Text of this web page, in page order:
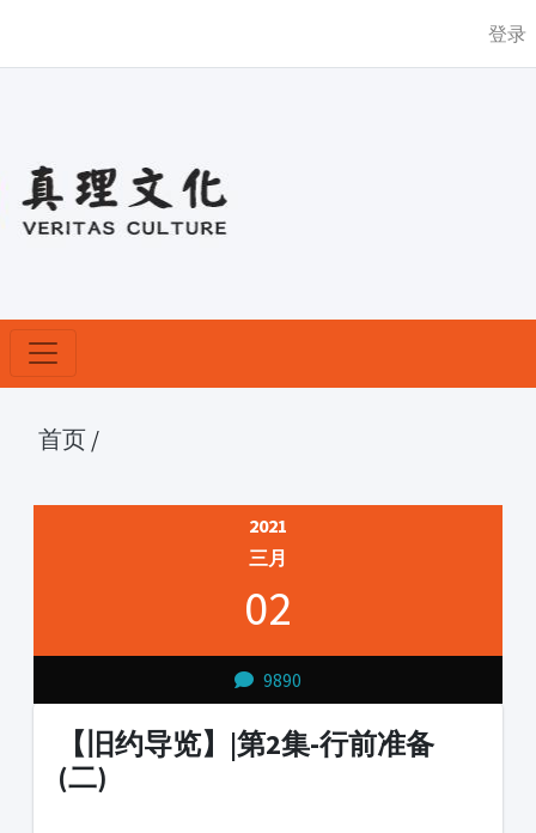
登录
首页 /
2021
三月
02
9890
【旧约导览】|第2集-行前准备
(二)